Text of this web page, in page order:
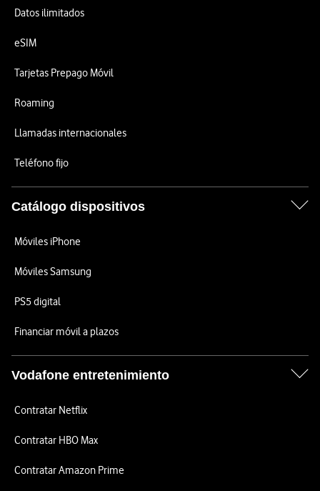
Datos ilimitados
eSIM
Tarjetas Prepago Móvil
Roaming
Llamadas internacionales
Teléfono fijo
Catálogo dispositivos
Móviles iPhone
Móviles Samsung
PS5 digital
Financiar móvil a plazos
Vodafone entretenimiento
Contratar Netflix
Contratar HBO Max
Contratar Amazon Prime